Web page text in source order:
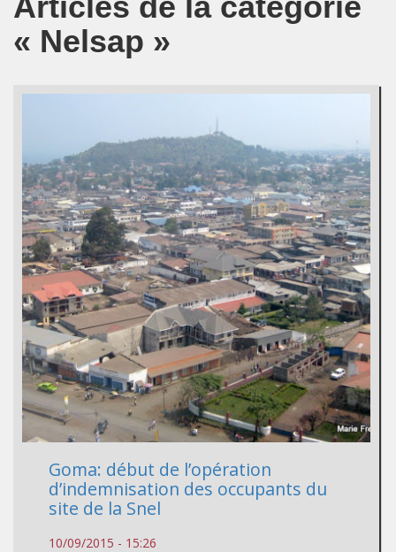
« Nelsap »
Goma: début de l’opération
d’indemnisation des occupants du
site de la Snel
10/09/2015 - 15:26